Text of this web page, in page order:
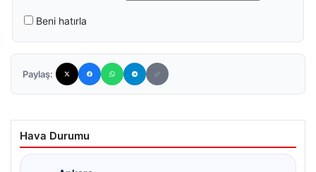
Beni hatırla
Paylaş:
Hava Durumu